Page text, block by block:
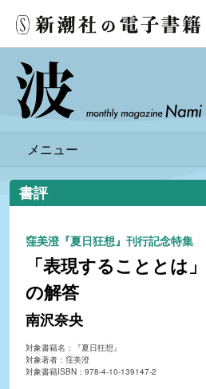
メニュー
書評
窪美澄『夏日狂想』刊行記念特集
「表現することとは
の解答
南沢奈央
対象書籍名：『夏日狂想』
対象著者：窪美澄
対象書籍ISBN：978-4-10-139147-2